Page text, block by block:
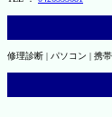
修理診断 | パソコン | 携